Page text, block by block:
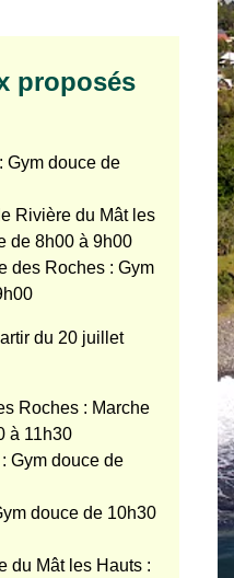
proposés
Gym douce de
Rivière du Mât les
de 8h00 à 9h00
des Roches : Gym
du 20 juillet
Roches : Marche
à 11h30
Gym douce de
douce de 10h30
du Mât les Hauts :